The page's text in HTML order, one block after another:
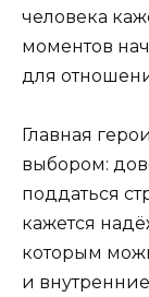
человека
моментов
для
Главная
выбором:
поддаться
кажется
которым
и